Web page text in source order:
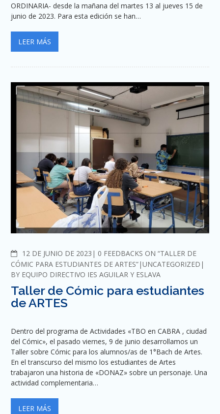
ORDINARIA- desde la mañana del martes 13 al jueves 15 de
junio de 2023. Para esta edición se han…
LEER MÁS
12 DE JUNIO DE 2023 COMMENTS
0 FEEDBACKS ON “TALLER DE
CÓMIC PARA ESTUDIANTES DE ARTES” UNCATEGORIZED
BY EQUIPO DIRECTIVO IES AGUILAR Y ESLAVA
Taller de Cómic para estudiantes
de ARTES
Dentro del programa de Actividades «TBO en CABRA , ciudad
del Cómic», el pasado viernes, 9 de junio desarrollamos un
Taller sobre Cómic para los alumnos/as de 1°Bach de Artes.
En el transcurso del mismo los estudiantes de Artes
trabajaron una historia de «DONAZ» sobre un personaje. Una
actividad complementaria…
LEER MÁS